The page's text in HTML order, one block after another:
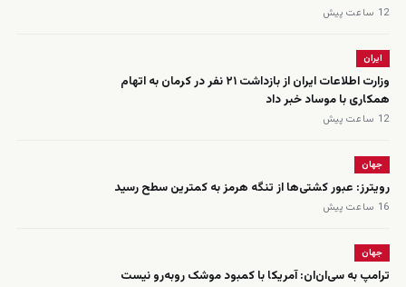
12 ساعت پیش
ایران
وزارت اطلاعات ایران از بازداشت ۲۱ نفر در کرمان به اتهام
همکاری با موساد خبر داد
12 ساعت پیش
جهان
رویترز: عبور کشتی‌ها از تنگه هرمز به کمترین سطح رسید
16 ساعت پیش
جهان
ترامپ به سی‌ان‌ان: آمریکا با کمبود موشک روبه‌رو نیست